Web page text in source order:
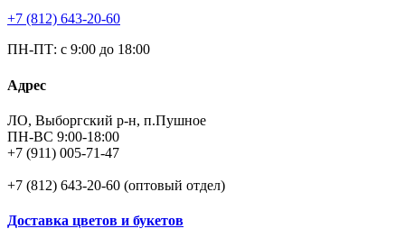
+7 (812) 643-20-60
ПН-ПТ: с 9:00 до 18:00
Адрес
ЛО, Выборгский р-н, п.Пушное
ПН-ВС 9:00-18:00
+7 (911) 005-71-47
+7 (812) 643-20-60 (оптовый отдел)
Доставка цветов и букетов